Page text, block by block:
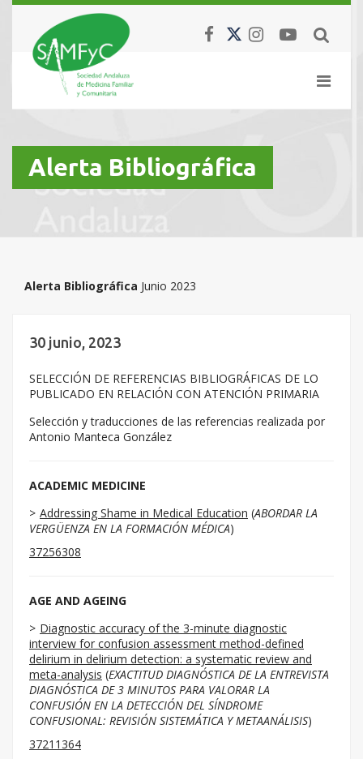
Alerta Bibliográfica
Alerta Bibliográfica Junio 2023
30 junio, 2023
SELECCIÓN DE REFERENCIAS BIBLIOGRÁFICAS DE LO
PUBLICADO EN RELACIÓN CON ATENCIÓN PRIMARIA
Selección y traducciones de las referencias realizada por
Antonio Manteca González
ACADEMIC MEDICINE
Addressing Shame in Medical Education (ABORDAR LA
VERGÜENZA EN LA FORMACIÓN MÉDICA)
37256308
AGE AND AGEING
Diagnostic accuracy of the 3-minute diagnostic
interview for confusion assessment method-defined
delirium in delirium detection: a systematic review and
meta-analysis (EXACTITUD DIAGNÓSTICA DE LA ENTREVISTA
DIAGNÓSTICA DE 3 MINUTOS PARA VALORAR LA
CONFUSIÓN EN LA DETECCIÓN DEL SÍNDROME
CONFUSIONAL: REVISIÓN SISTEMÁTICA Y METAANÁLISIS)
37211364